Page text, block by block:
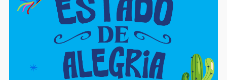
https://cajaon.com.br
LEAVE A REPLY